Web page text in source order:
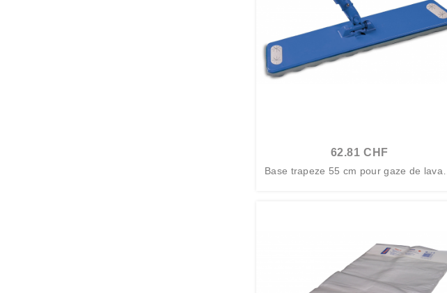
62.81 CHF
Base trapeze 55 cm pour gaze de